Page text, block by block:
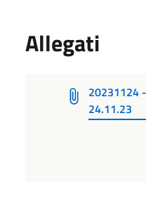
Allegati
20231124
24.11.23